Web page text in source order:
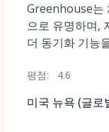
Greenhouse는
으로 유명하며,
더 동기화 기능
평점: 4.6
미국 뉴욕 (글로